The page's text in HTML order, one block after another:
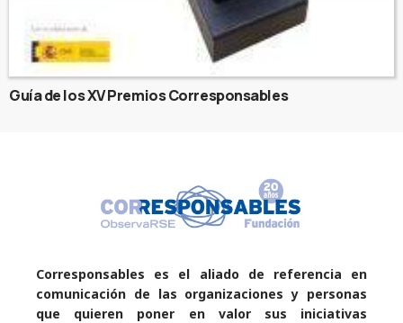
Guía de los XV Premios Corresponsables
Corresponsables es el aliado de referencia en
comunicación de las organizaciones y personas
que quieren poner en valor sus iniciativas